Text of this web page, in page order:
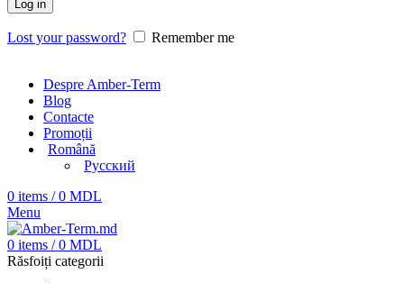
Log in
Lost your password? Remember me
Despre Amber-Term
Blog
Contacte
Promoții
Română
Русский
0 items / 0 MDL
Menu
0 items / 0 MDL
Răsfoiți categorii